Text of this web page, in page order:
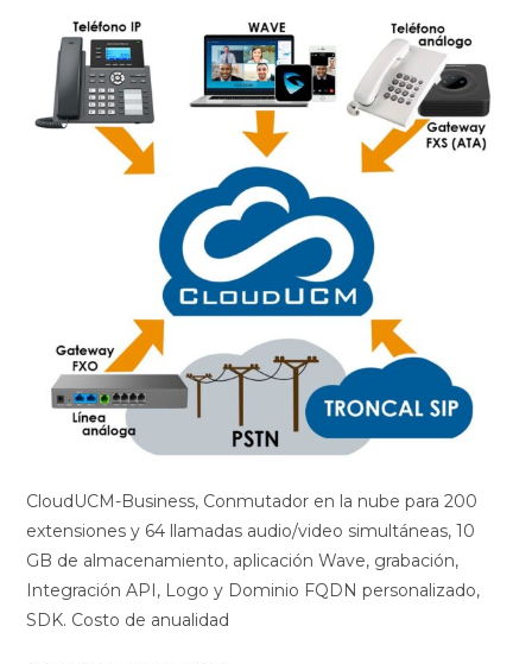
CloudUCM-Business, Conmutador en la nube para 200
extensiones y 64 llamadas audio/video simultáneas, 10
GB de almacenamiento, aplicación Wave, grabación,
Integración API, Logo y Dominio FQDN personalizado,
SDK. Costo de anualidad